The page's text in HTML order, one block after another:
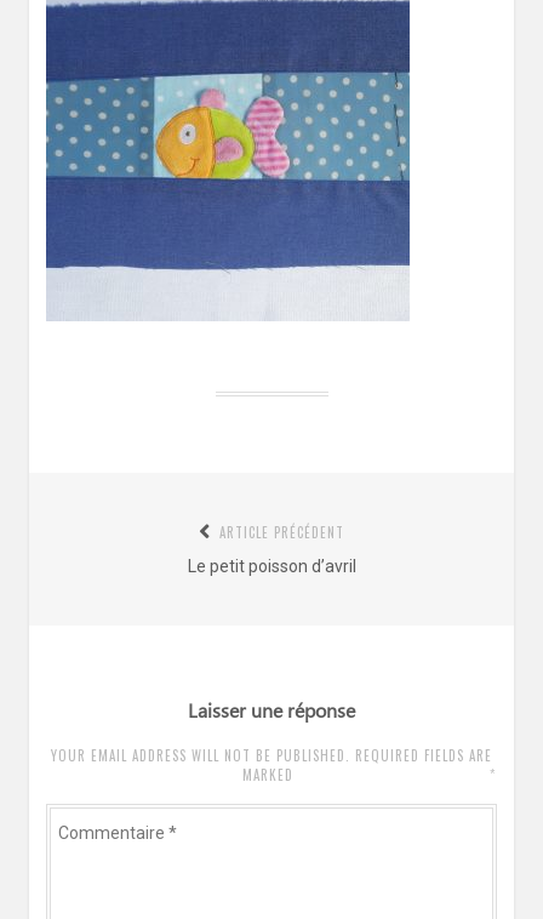
ARTICLE PRÉCÉDENT
Article
Le petit poisson d’avril
Laisser une réponse
YOUR EMAIL ADDRESS WILL NOT BE PUBLISHED. REQUIRED FIELDS ARE
MARKED
*
Commentaire